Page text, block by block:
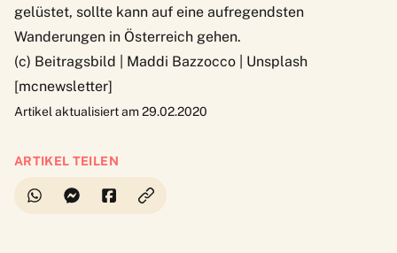
gelüstet, sollte kann auf eine aufregendsten
Wanderungen in Österreich gehen.
(c) Beitragsbild | Maddi Bazzocco | Unsplash
[mcnewsletter]
Artikel aktualisiert am 29.02.2020
ARTIKEL TEILEN